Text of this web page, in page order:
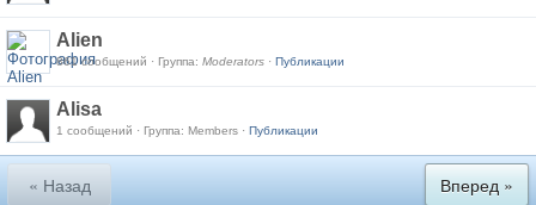
Alien
861 сообщений · Группа: Moderators · Публикации
Alisa
1 сообщений · Группа: Members · Публикации
« Назад Вперед »